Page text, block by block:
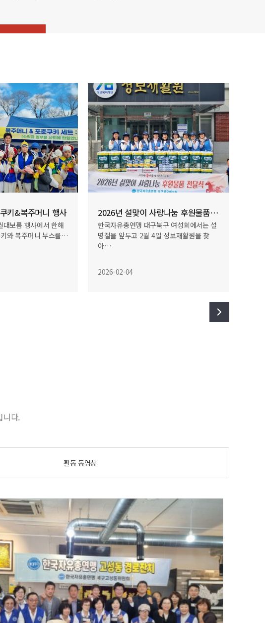
키&복주머니 행사
보름 행사에서 한해
와 복주머니 부스를…
2026년 설맞이 사랑나눔 후원물품 전달식
한국자유총연맹 대구북구 여성회에서는 설
명절을 앞두고 2월 4일 성보재활원을 찾
아…
2026-02-04
니다.
활동 동영상